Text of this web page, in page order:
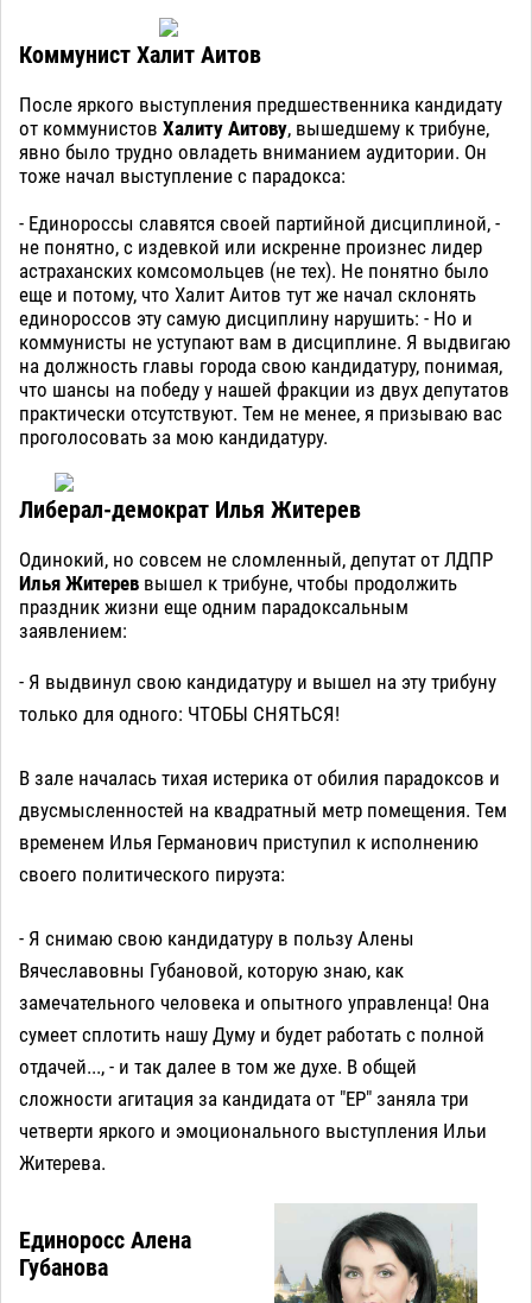
Коммунист Халит Аитов
После яркого выступления предшественника кандидату
от коммунистов Халиту Аитову, вышедшему к трибуне,
явно было трудно овладеть вниманием аудитории. Он
тоже начал выступление с парадокса:
- Единороссы славятся своей партийной дисциплиной, -
не понятно, с издевкой или искренне произнес лидер
астраханских комсомольцев (не тех). Не понятно было
еще и потому, что Халит Аитов тут же начал склонять
единороссов эту самую дисциплину нарушить: - Но и
коммунисты не уступают вам в дисциплине. Я выдвигаю
на должность главы города свою кандидатуру, понимая,
что шансы на победу у нашей фракции из двух депутатов
практически отсутствуют. Тем не менее, я призываю вас
проголосовать за мою кандидатуру.
Либерал-демократ Илья Житерев
Одинокий, но совсем не сломленный, депутат от ЛДПР
Илья Житерев вышел к трибуне, чтобы продолжить
праздник жизни еще одним парадоксальным
заявлением:
- Я выдвинул свою кандидатуру и вышел на эту трибуну
только для одного: ЧТОБЫ СНЯТЬСЯ!
В зале началась тихая истерика от обилия парадоксов и
двусмысленностей на квадратный метр помещения. Тем
временем Илья Германович приступил к исполнению
своего политического пируэта:
- Я снимаю свою кандидатуру в пользу Алены
Вячеславовны Губановой, которую знаю, как
замечательного человека и опытного управленца! Она
сумеет сплотить нашу Думу и будет работать с полной
отдачей..., - и так далее в том же духе. В общей
сложности агитация за кандидата от "ЕР" заняла три
четверти яркого и эмоционального выступления Ильи
Житерева.
Единоросс Алена
Губанова